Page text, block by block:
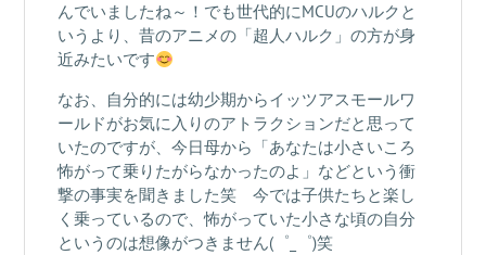
んでいましたね～！でも世代的にMCUのハルクと
いうより、昔のアニメの「超人ハルク」の方が身
近みたいです
なお、自分的には幼少期からイッツアスモールワ
ールドがお気に入りのアトラクションだと思って
いたのですが、今日母から「あなたは小さいころ
怖がって乗りたがらなかったのよ」などという衝
撃の事実を聞きました笑 今では子供たちと楽し
く乗っているので、怖がっていた小さな頃の自分
というのは想像がつきません(゜_゜)笑